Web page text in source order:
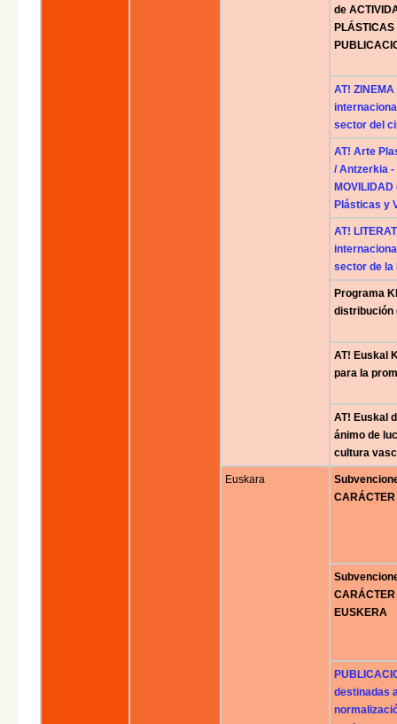
de
AT!
sector del
AT! Arte
/ Antzerkia -
Plásticas y
AT!
sector de la
Programa
distribución
AT! Euskal
para la
AT! Euskal
ánimo de
cultura
Euskara
CARÁCTER
EUSKERA
destinadas